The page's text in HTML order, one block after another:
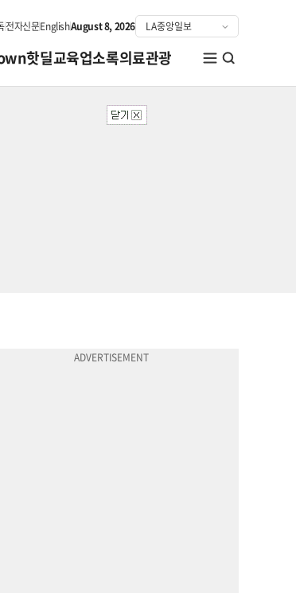
전자신문EnglishAugust 8, 2026
핫딜교육업소록의료관광